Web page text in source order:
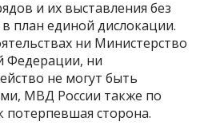
и их выставления без
план единой дислокации.
ни Министерство
Федерации, ни
не могут быть
МВД России также по
потерпевшая сторона.